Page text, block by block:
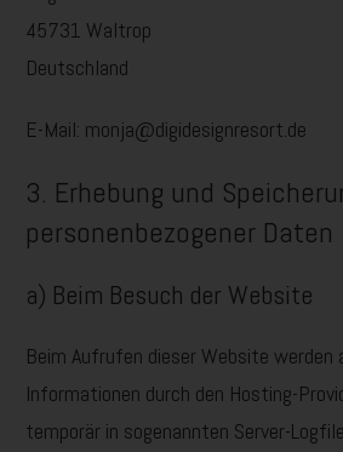
45731 Waltrop
Deutschland
E-Mail: monja@digidesignresort.de
3. Erhebung und
personenbezogener Daten
a) Beim Besuch der Website
Beim Aufrufen dieser Website
Informationen durch den Hosting-
temporär in sogenannten Server-